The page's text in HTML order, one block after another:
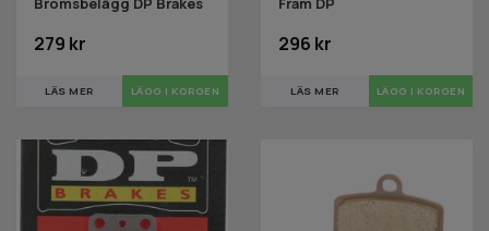
279 kr
LÄS MER LÄGG I KORGEN
296 kr
LÄS MER